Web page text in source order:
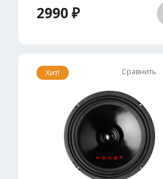
2990 ₽
Хит! Сравнить